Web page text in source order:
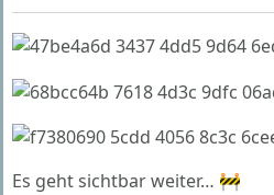
Es geht sichtbar weiter… 🚧